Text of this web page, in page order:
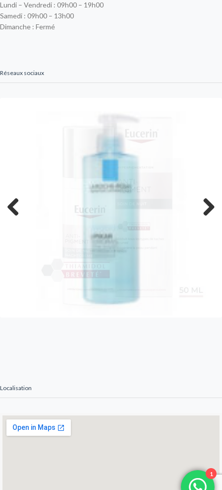
Lundi – Vendredi : 09h00 – 19h00
Samedi : 09h00 – 13h00
Dimanche : Fermé
Réseaux sociaux
Localisation
1